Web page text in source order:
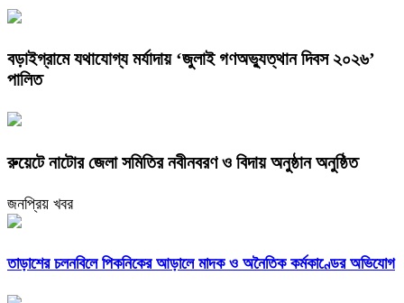
বড়াইগ্রামে যথাযোগ্য মর্যাদায় ‘জুলাই গণঅভ্যুত্থান দিবস ২০২৬’
পালিত
রুয়েটে নাটোর জেলা সমিতির নবীনবরণ ও বিদায় অনুষ্ঠান অনুষ্ঠিত
জনপ্রিয় খবর
তাড়াশের চলনবিলে পিকনিকের আড়ালে মাদক ও অনৈতিক কর্মকাণ্ডের অভিযোগ